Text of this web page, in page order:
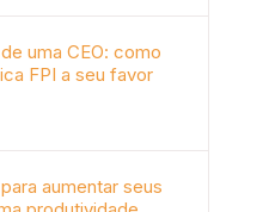
uma CEO: como
FPI a seu favor
aumentar seus